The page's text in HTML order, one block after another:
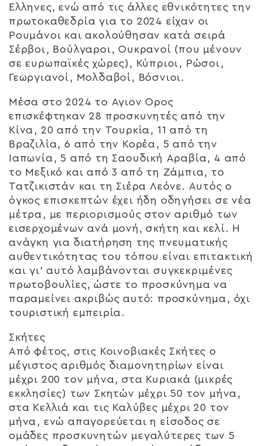
Ελληνες, ενώ από τις άλλες εθνικότητες την
πρωτοκαθεδρία για το 2024 είχαν οι
Ρουμάνοι και ακολούθησαν κατά σειρά
Σέρβοι, Βούλγαροι, Ουκρανοί (που μένουν
σε ευρωπαϊκές χώρες), Κύπριοι, Ρώσοι,
Γεωργιανοί, Μολδαβοί, Βόσνιοι.
Μέσα στο 2024 το Αγιον Ορος
επισκέφτηκαν 28 προσκυνητές από την
Κίνα, 20 από την Τουρκία, 11 από τη
Βραζιλία, 6 από την Κορέα, 5 από την
Ιαπωνία, 5 από τη Σαουδική Αραβία, 4 από
το Μεξικό και από 3 από τη Ζάμπια, το
Τατζικιστάν και τη Σιέρα Λεόνε. Αυτός ο
όγκος επισκεπτών έχει ήδη οδηγήσει σε νέα
μέτρα, με περιορισμούς στον αριθμό των
εισερχομένων ανά μονή, σκήτη και κελί. Η
ανάγκη για διατήρηση της πνευματικής
αυθεντικότητας του τόπου είναι επιτακτική
και γι’ αυτό λαμβάνονται συγκεκριμένες
πρωτοβουλίες, ώστε το προσκύνημα να
παραμείνει ακριβώς αυτό: προσκύνημα, όχι
τουριστική εμπειρία.
Σκήτες
Από φέτος, στις Κοινοβιακές Σκήτες ο
μέγιστος αριθμός διαμονητηρίων είναι
μέχρι 200 τον μήνα, στα Κυριακά (μικρές
εκκλησίες) των Σκητών μέχρι 50 τον μήνα,
στα Κελλιά και τις Καλύβες μέχρι 20 τον
μήνα, ενώ απαγορεύεται η είσοδος σε
ομάδες προσκυνητών μεγαλύτερες των 5